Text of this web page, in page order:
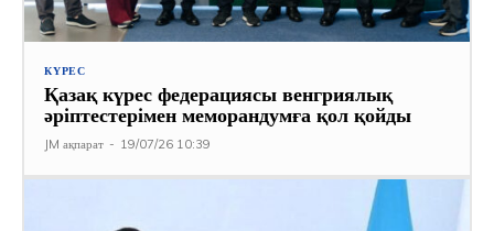
КҮРЕС
Қазақ күрес федерациясы венгриялық
әріптестерімен меморандумға қол қойды
JM ақпарат - 19/07/26 10:39